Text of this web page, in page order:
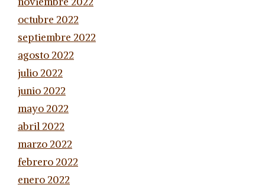
octubre 2022
septiembre 2022
agosto 2022
julio 2022
junio 2022
mayo 2022
abril 2022
marzo 2022
febrero 2022
enero 2022